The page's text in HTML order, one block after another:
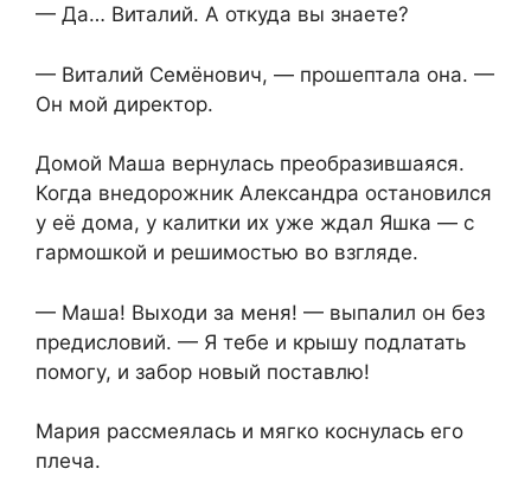
— Да… Виталий. А откуда вы знаете?
— Виталий Семёнович, — прошептала она. —
Он мой директор.
Домой Маша вернулась преобразившаяся.
Когда внедорожник Александра остановился
у её дома, у калитки их уже ждал Яшка — с
гармошкой и решимостью во взгляде.
— Маша! Выходи за меня! — выпалил он без
предисловий. — Я тебе и крышу подлатать
помогу, и забор новый поставлю!
Мария рассмеялась и мягко коснулась его
плеча.